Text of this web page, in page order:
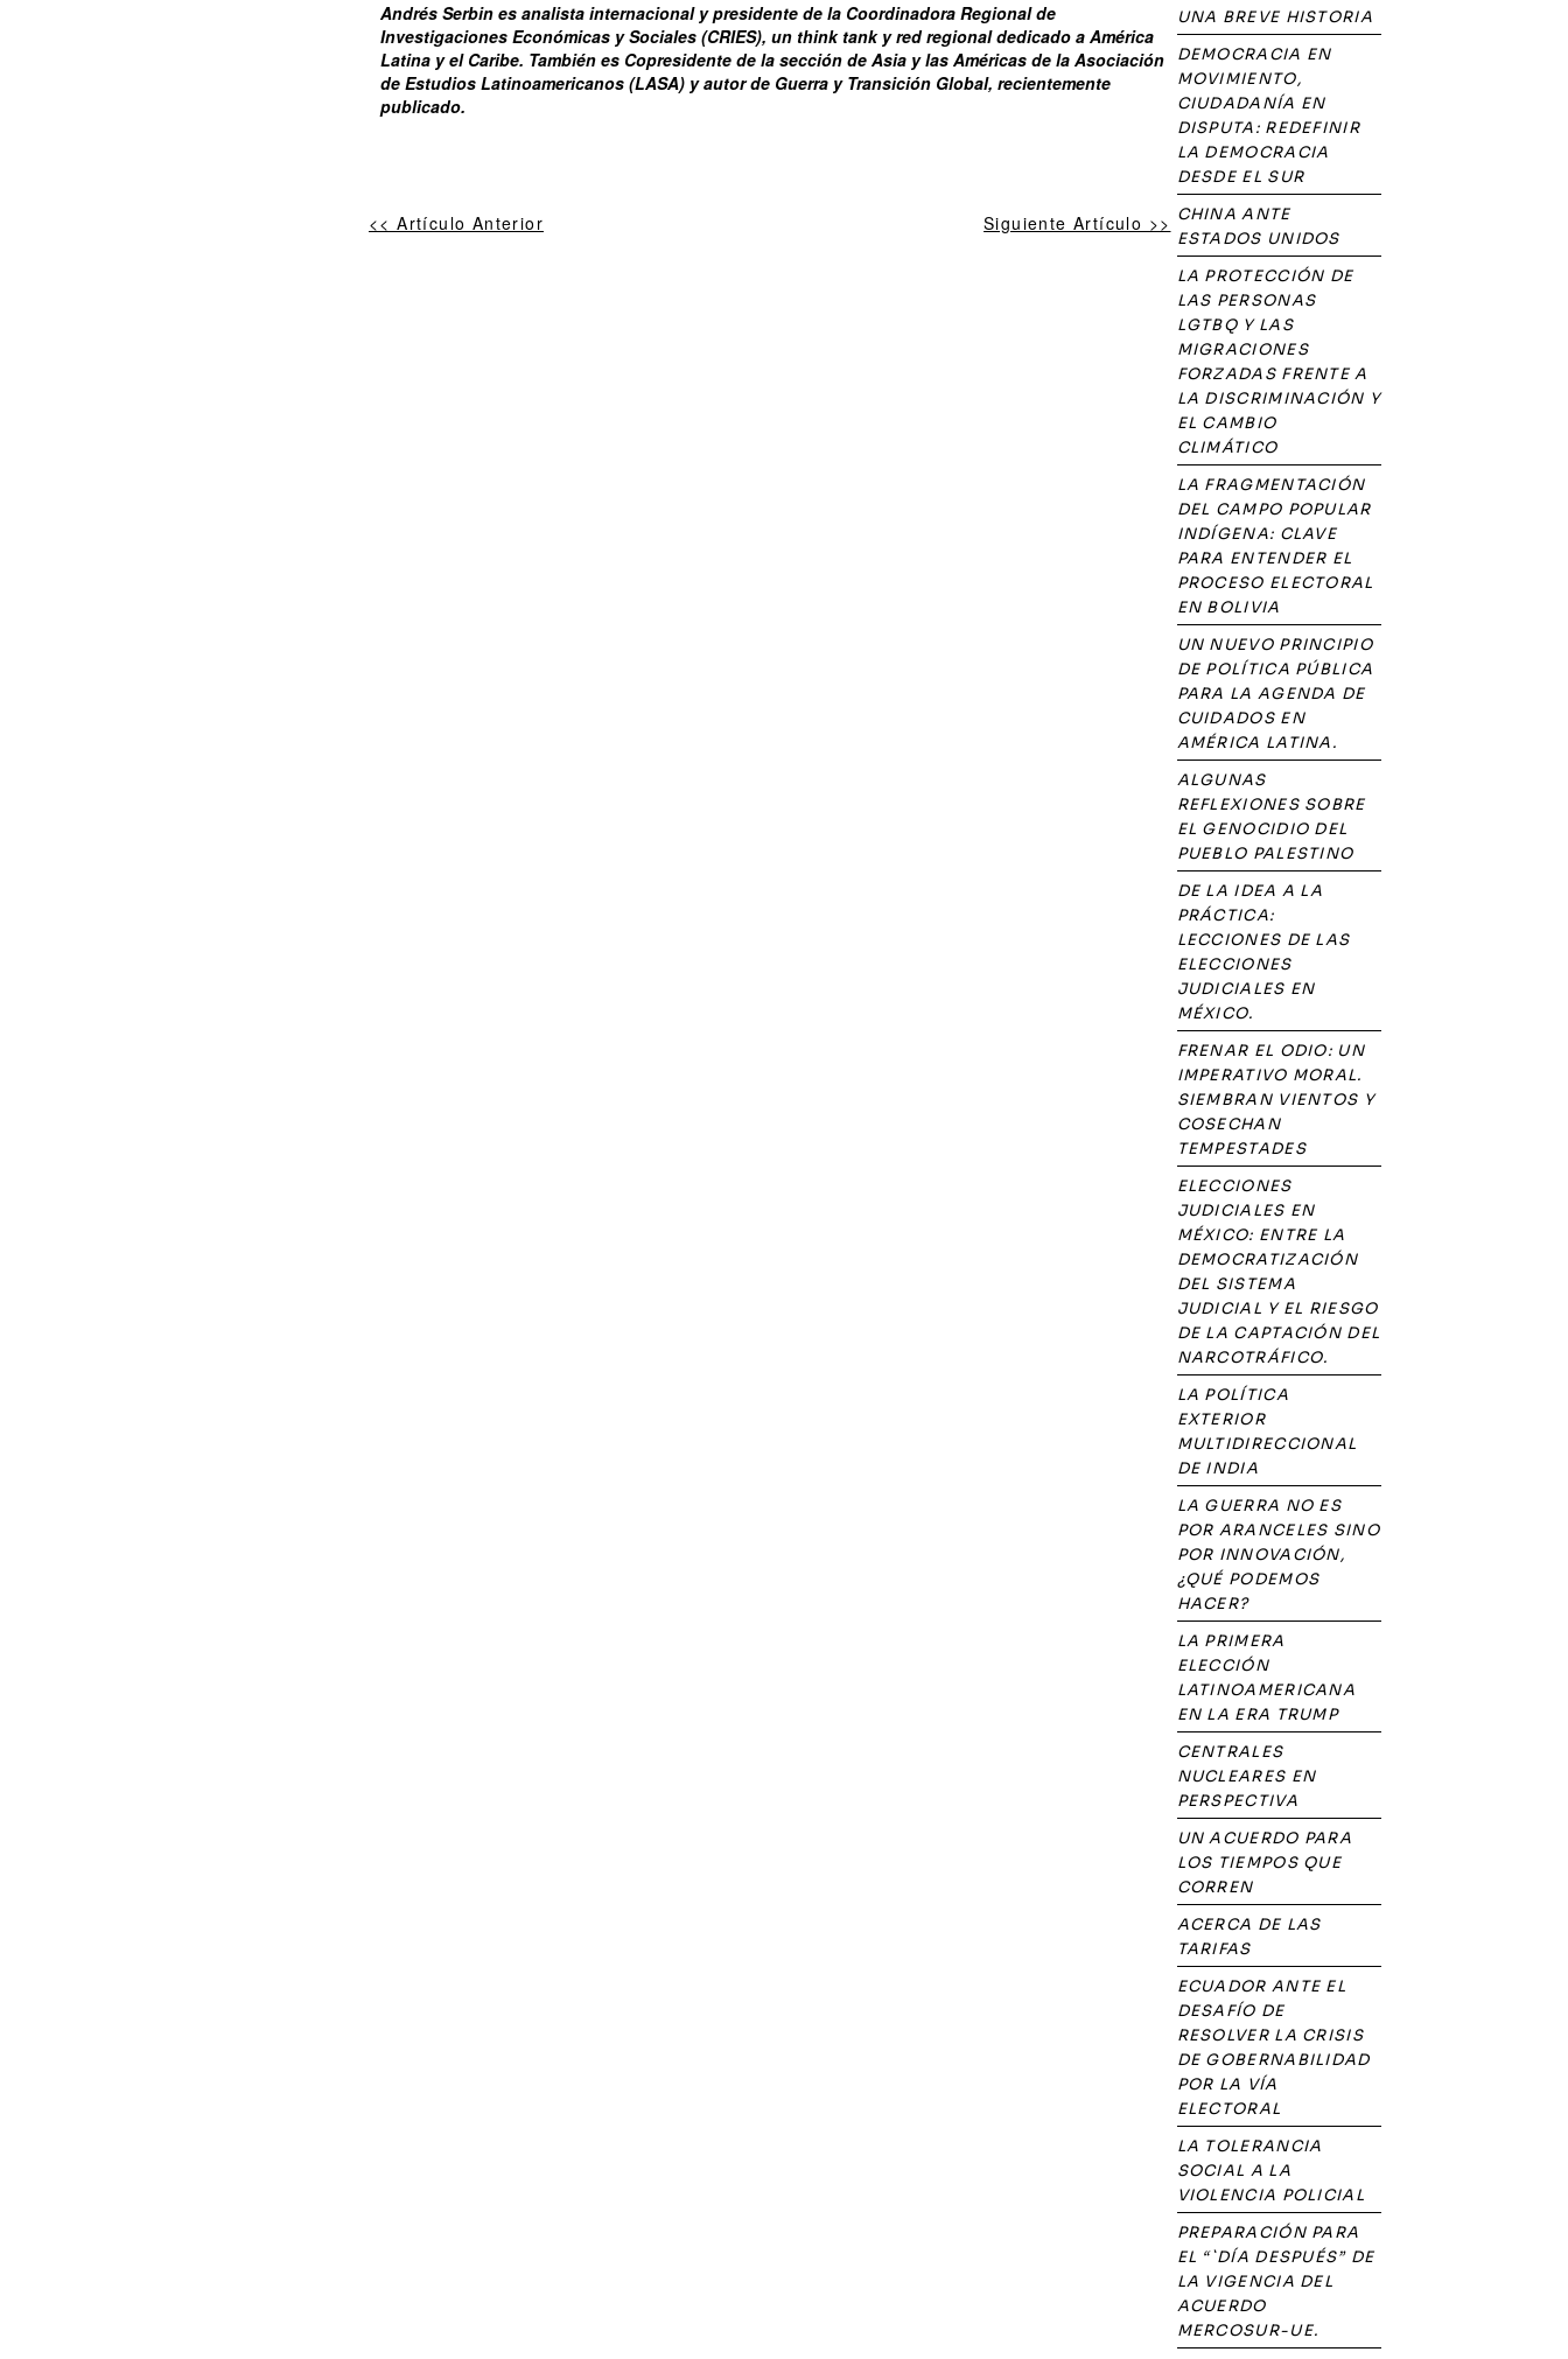
Andrés Serbin es analista internacional y presidente de la Coordinadora Regional de
Investigaciones Económicas y Sociales (CRIES), un think tank y red regional dedicado a América
Latina y el Caribe. También es Copresidente de la sección de Asia y las Américas de la Asociación
de Estudios Latinoamericanos (LASA) y autor de Guerra y Transición Global, recientemente
publicado.
<< Artículo Anterior Siguiente Artículo >>
UNA BREVE HISTORIA
DEMOCRACIA EN
MOVIMIENTO,
CIUDADANÍA EN
DISPUTA: REDEFINIR
LA DEMOCRACIA
DESDE EL SUR
CHINA ANTE
ESTADOS UNIDOS
LA PROTECCIÓN DE
LAS PERSONAS
LGTBQ Y LAS
MIGRACIONES
FORZADAS FRENTE A
LA DISCRIMINACIÓN Y
EL CAMBIO
CLIMÁTICO
LA FRAGMENTACIÓN
DEL CAMPO POPULAR
INDÍGENA: CLAVE
PARA ENTENDER EL
PROCESO ELECTORAL
EN BOLIVIA
UN NUEVO PRINCIPIO
DE POLÍTICA PÚBLICA
PARA LA AGENDA DE
CUIDADOS EN
AMÉRICA LATINA.
ALGUNAS
REFLEXIONES SOBRE
EL GENOCIDIO DEL
PUEBLO PALESTINO
DE LA IDEA A LA
PRÁCTICA:
LECCIONES DE LAS
ELECCIONES
JUDICIALES EN
MÉXICO.
FRENAR EL ODIO: UN
IMPERATIVO MORAL.
SIEMBRAN VIENTOS Y
COSECHAN
TEMPESTADES
ELECCIONES
JUDICIALES EN
MÉXICO: ENTRE LA
DEMOCRATIZACIÓN
DEL SISTEMA
JUDICIAL Y EL RIESGO
DE LA CAPTACIÓN DEL
NARCOTRÁFICO.
LA POLÍTICA
EXTERIOR
MULTIDIRECCIONAL
DE INDIA
LA GUERRA NO ES
POR ARANCELES SINO
POR INNOVACIÓN,
¿QUÉ PODEMOS
HACER?
LA PRIMERA
ELECCIÓN
LATINOAMERICANA
EN LA ERA TRUMP
CENTRALES
NUCLEARES EN
PERSPECTIVA
UN ACUERDO PARA
LOS TIEMPOS QUE
CORREN
ACERCA DE LAS
TARIFAS
ECUADOR ANTE EL
DESAFÍO DE
RESOLVER LA CRISIS
DE GOBERNABILIDAD
POR LA VÍA
ELECTORAL
LA TOLERANCIA
SOCIAL A LA
VIOLENCIA POLICIAL
PREPARACIÓN PARA
EL “`DÍA DESPUÉS” DE
LA VIGENCIA DEL
ACUERDO
MERCOSUR-UE.